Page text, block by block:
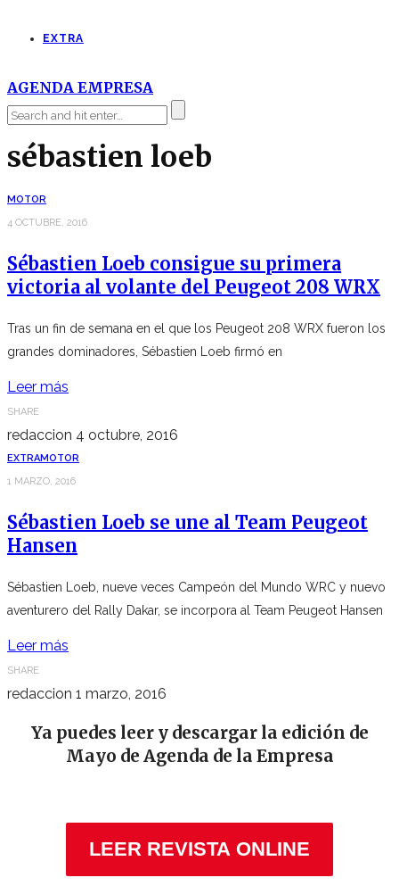
EXTRA
AGENDA EMPRESA
sébastien loeb
MOTOR
4 OCTUBRE, 2016
Sébastien Loeb consigue su primera
victoria al volante del Peugeot 208 WRX
Tras un fin de semana en el que los Peugeot 208 WRX fueron los
grandes dominadores, Sébastien Loeb firmó en
Leer más
SHARE
redaccion 4 octubre, 2016
EXTRAMOTOR
1 MARZO, 2016
Sébastien Loeb se une al Team Peugeot
Hansen
Sébastien Loeb, nueve veces Campeón del Mundo WRC y nuevo
aventurero del Rally Dakar, se incorpora al Team Peugeot Hansen
Leer más
SHARE
redaccion 1 marzo, 2016
Ya puedes leer y descargar la edición de
Mayo de Agenda de la Empresa
LEER REVISTA ONLINE